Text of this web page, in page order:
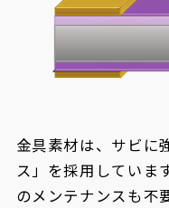
金具素材は、サビに
ス」を採用していま
のメンテナンスも不